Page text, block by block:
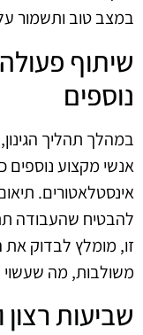
במצב טוב ותשמור
שיתוף
נוספים
במהלך תהליך
אנשי מקצוע נוספים
אינסטלאטורים.
להבטיח שהעבודה
זו, מומלץ לבדוק את
משולבות, מה
שביעות